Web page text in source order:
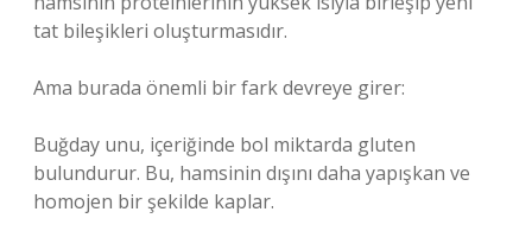
tat bileşikleri oluşturmasıdır.
Ama burada önemli bir fark devreye girer:
Buğday unu, içeriğinde bol miktarda gluten
bulundurur. Bu, hamsinin dışını daha yapışkan ve
homojen bir şekilde kaplar.